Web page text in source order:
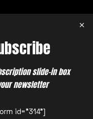
slide-in box
newsletter
id="314"]